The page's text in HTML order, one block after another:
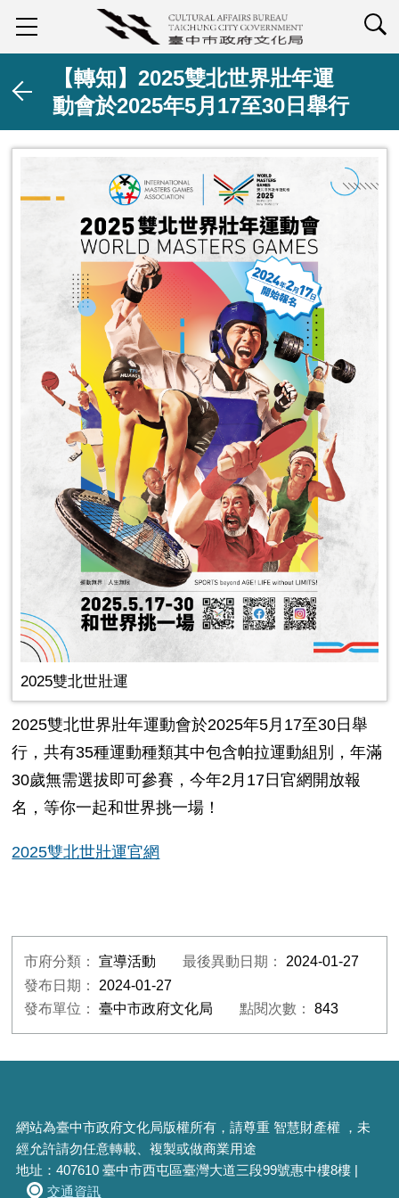
【轉知】2025雙北世界壯年運
動會於2025年5月17至30日舉行
2025雙北世壯運
2025雙北世界壯年運動會於2025年5月17至30日舉
行，共有35種運動種類其中包含帕拉運動組別，年滿
30歲無需選拔即可參賽，今年2月17日官網開放報
名，等你一起和世界挑一場！
2025雙北世壯運官網
市府分類：宣導活動 最後異動日期： 2024-01-27
發布日期： 2024-01-27
發布單位：臺中市政府文化局 點閱次數： 843
網站為臺中市政府文化局版權所有，請尊重 智慧財產權 ，未
經允許請勿任意轉載、複製或做商業用途
地址：407610 臺中市西屯區臺灣大道三段99號惠中樓8樓 |
交通資訊